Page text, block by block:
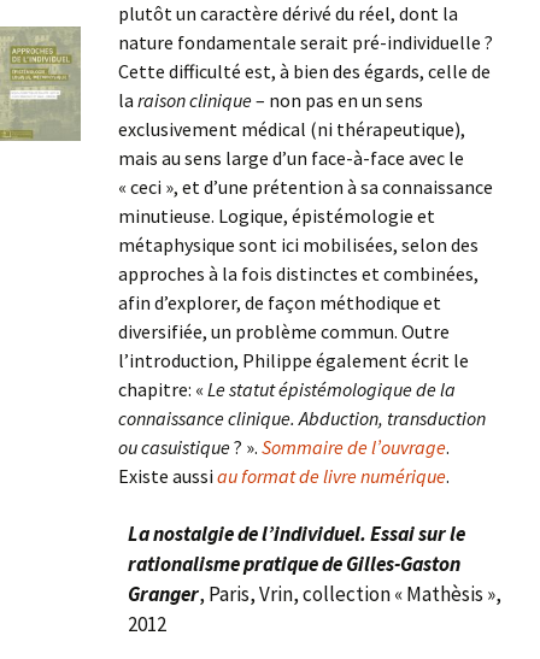
plutôt un caractère dérivé du réel, dont la
nature fondamentale serait pré-individuelle ?
Cette difficulté est, à bien des égards, celle de
la raison clinique– non pas en un sens
exclusivement médical (ni thérapeutique),
mais au sens large d’un face-à-face avec le
« ceci », et d’une prétention à sa connaissance
minutieuse. Logique, épistémologie et
métaphysique sont ici mobilisées, selon des
approches à la fois distinctes et combinées,
afin d’explorer, de façon méthodique et
diversifiée, un problème commun. Outre
l’introduction, Philippe également écrit le
chapitre: « Le statut épistémologique de la
connaissance clinique. Abduction, transduction
ou casuistique? ». Sommaire de l’ouvrage.
Existe aussi au format de livre numérique.
La nostalgie de l’individuel. Essai sur le
rationalisme pratique de Gilles-Gaston
Granger, Paris, Vrin, collection « Mathèsis »,
2012